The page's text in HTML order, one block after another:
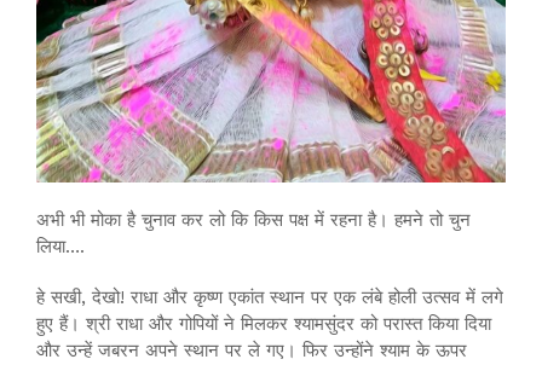
अभी भी मोका है चुनाव कर लो कि किस पक्ष में रहना है। हमने तो चुन
लिया….
हे सखी, देखो! राधा और कृष्ण एकांत स्थान पर एक लंबे होली उत्सव में लगे
हुए हैं। श्री राधा और गोपियों ने मिलकर श्यामसुंदर को परास्त किया दिया
और उन्हें जबरन अपने स्थान पर ले गए। फिर उन्होंने श्याम के ऊपर